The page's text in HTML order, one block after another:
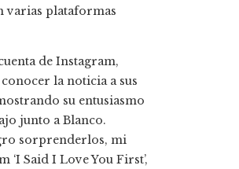
varias plataformas
de Instagram,
la noticia a sus
su entusiasmo
junto a Blanco.
sorprenderlos, mi
‘I Said I Love You First’,